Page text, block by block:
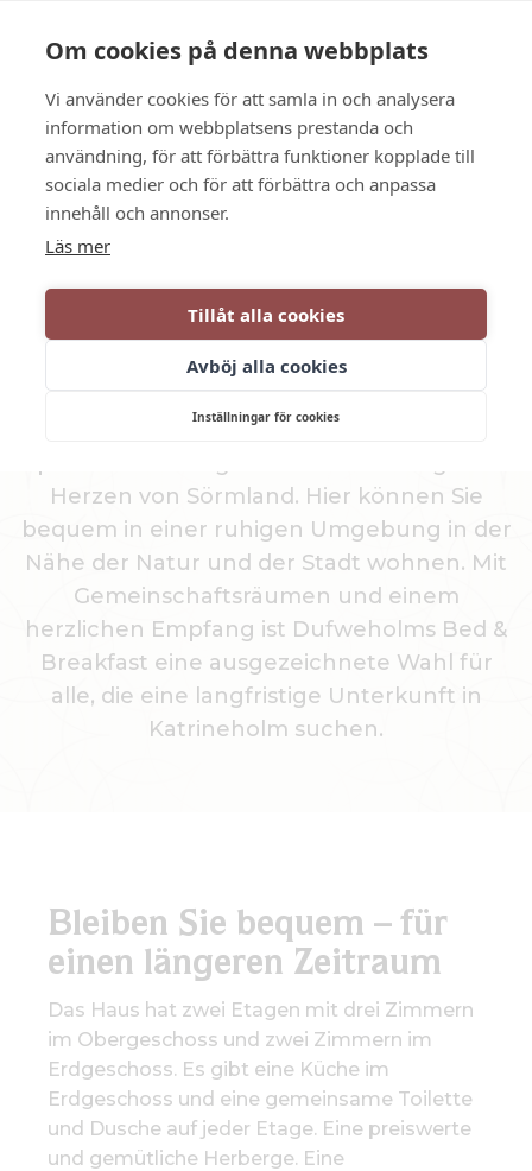
Om cookies på denna webbplats
Vi använder cookies för att samla in och analysera
information om webbplatsens prestanda och
användning, för att förbättra funktioner kopplade till
sociala medier och för att förbättra och anpassa
innehåll och annonser.
Läs mer
Tillåt alla cookies
Avböj alla cookies
Inställningar för cookies
BUCHEN SIE
Angenehm und länger leben
LANGFRISTIGE
UNTERBRINGUNG
Dufweholms Bed & Breakfast ist eine
Herzen von Sörmland. Hier können Sie
bequem in einer ruhigen Umgebung in der
Nähe der Natur und der Stadt wohnen. Mit
Gemeinschaftsräumen und einem
herzlichen Empfang ist Dufweholms Bed &
Breakfast eine ausgezeichnete Wahl für
alle, die eine langfristige Unterkunft in
Katrineholm suchen.
Bleiben Sie bequem – für
einen längeren Zeitraum
Das Haus hat zwei Etagen mit drei Zimmern
im Obergeschoss und zwei Zimmern im
Erdgeschoss. Es gibt eine Küche im
Erdgeschoss und eine gemeinsame Toilette
und Dusche auf jeder Etage. Eine preiswerte
und gemütliche Herberge. Eine